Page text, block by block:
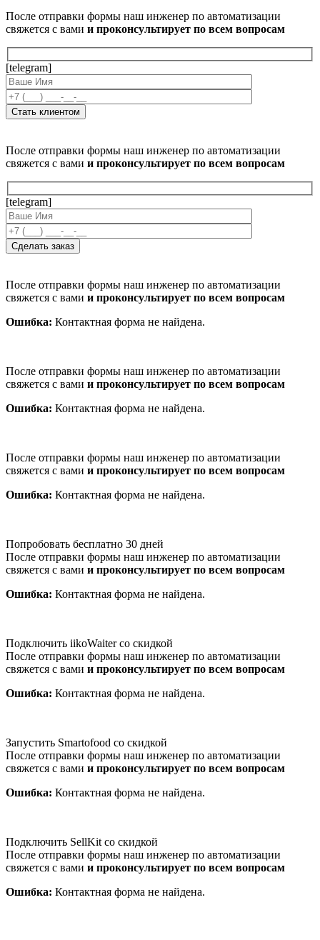
После отправки формы наш инженер по автоматизации
свяжется с вами и проконсультирует по всем вопросам
[telegram]
После отправки формы наш инженер по автоматизации
свяжется с вами и проконсультирует по всем вопросам
[telegram]
После отправки формы наш инженер по автоматизации
свяжется с вами и проконсультирует по всем вопросам
Ошибка: Контактная форма не найдена.
После отправки формы наш инженер по автоматизации
свяжется с вами и проконсультирует по всем вопросам
Ошибка: Контактная форма не найдена.
После отправки формы наш инженер по автоматизации
свяжется с вами и проконсультирует по всем вопросам
Ошибка: Контактная форма не найдена.
Попробовать бесплатно 30 дней
После отправки формы наш инженер по автоматизации
свяжется с вами и проконсультирует по всем вопросам
Ошибка: Контактная форма не найдена.
Подключить iikoWaiter со скидкой
После отправки формы наш инженер по автоматизации
свяжется с вами и проконсультирует по всем вопросам
Ошибка: Контактная форма не найдена.
Запустить Smartofood со скидкой
После отправки формы наш инженер по автоматизации
свяжется с вами и проконсультирует по всем вопросам
Ошибка: Контактная форма не найдена.
Подключить SellKit со скидкой
После отправки формы наш инженер по автоматизации
свяжется с вами и проконсультирует по всем вопросам
Ошибка: Контактная форма не найдена.